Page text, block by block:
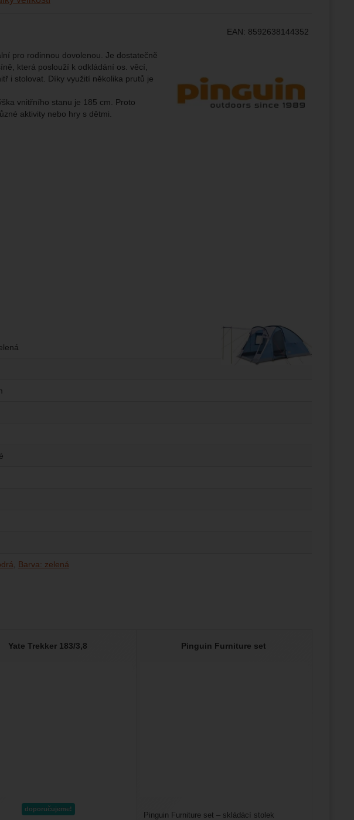
i našich reklamních kampaní.
internetových stránek.
a anonymně, takže
reklamou.
abychom vám mohli zobrazit
na stránkách třetích stran.
EAN: 8592638144352
pro rodinnou dovolenou. Je dostatečně
která poslouží k odkládání os. věcí,
i stolovat. Díky využití několika prutů je
vnitřního stanu je 185 cm. Proto
aktivity nebo hry s dětmi.
Barva: zelená
Yate Trekker 183/3,8
doporučujeme!
Pinguin Furniture set
Pinguin Furniture set – skládácí stolek